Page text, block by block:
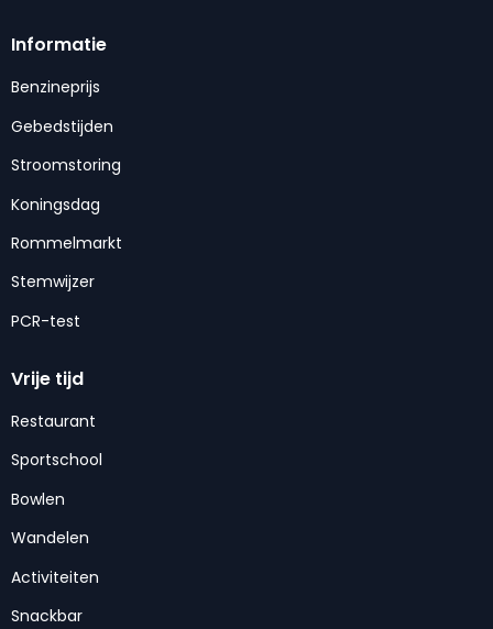
Informatie
Benzineprijs
Gebedstijden
Stroomstoring
Koningsdag
Rommelmarkt
Stemwijzer
PCR-test
Vrije tijd
Restaurant
Sportschool
Bowlen
Wandelen
Activiteiten
Snackbar